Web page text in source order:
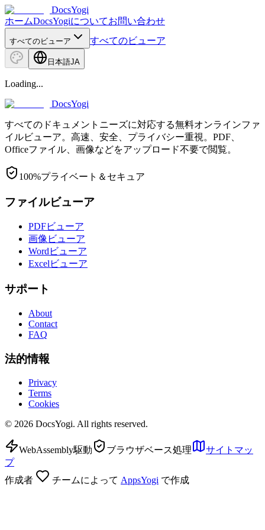
DocsYogi
ホームDocsYogiについてお問い合わせ
すべてのビューア すべてのビューア
日本語JA
Loading...
DocsYogi
すべてのドキュメントニーズに対応する無料オンラインファ
イルビューア。高速、安全、プライバシー重視。PDF、
Officeファイル、画像などをアップロード不要で閲覧。
100%プライベート＆セキュア
ファイルビューア
PDFビューア
画像ビューア
Wordビューア
Excelビューア
サポート
About
Contact
FAQ
法的情報
Privacy
Terms
Cookies
© 2026 DocsYogi. All rights reserved.
WebAssembly駆動 ブラウザベース処理
サイトマッ
プ
作成者
チームによって AppsYogi で作成